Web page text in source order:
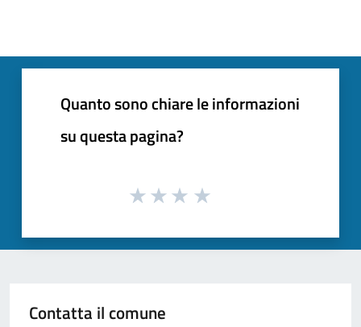
Quanto sono chiare le informazioni
su questa pagina?
Contatta il comune